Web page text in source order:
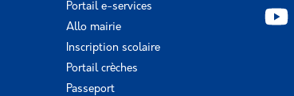
Portail e-services
Allo mairie
Inscription scolaire
Portail crèches
Passeport